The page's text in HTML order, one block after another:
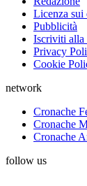
Licenza sui
Pubblicità
Iscriviti alla
Privacy
Cookie
network
Cronache
Cronache
Cronache
follow us